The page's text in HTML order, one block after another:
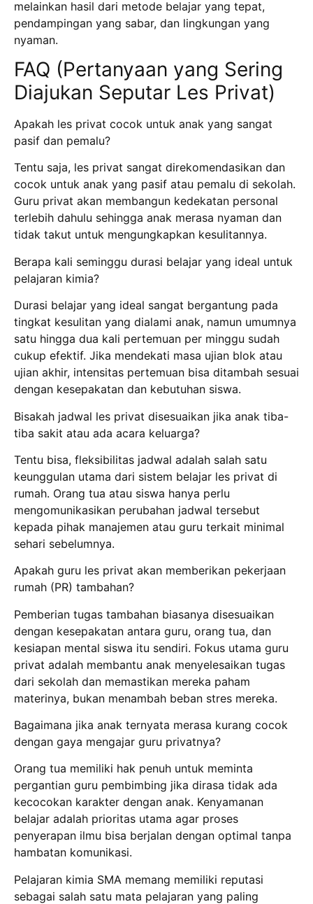
melainkan hasil dari metode belajar yang tepat,
pendampingan yang sabar, dan lingkungan yang
nyaman.
FAQ (Pertanyaan yang Sering
Diajukan Seputar Les Privat)
Apakah les privat cocok untuk anak yang sangat
pasif dan pemalu?
Tentu saja, les privat sangat direkomendasikan dan
cocok untuk anak yang pasif atau pemalu di sekolah.
Guru privat akan membangun kedekatan personal
terlebih dahulu sehingga anak merasa nyaman dan
tidak takut untuk mengungkapkan kesulitannya.
Berapa kali seminggu durasi belajar yang ideal untuk
pelajaran kimia?
Durasi belajar yang ideal sangat bergantung pada
tingkat kesulitan yang dialami anak, namun umumnya
satu hingga dua kali pertemuan per minggu sudah
cukup efektif. Jika mendekati masa ujian blok atau
ujian akhir, intensitas pertemuan bisa ditambah sesuai
dengan kesepakatan dan kebutuhan siswa.
Bisakah jadwal les privat disesuaikan jika anak tiba-
tiba sakit atau ada acara keluarga?
Tentu bisa, fleksibilitas jadwal adalah salah satu
keunggulan utama dari sistem belajar les privat di
rumah. Orang tua atau siswa hanya perlu
mengomunikasikan perubahan jadwal tersebut
kepada pihak manajemen atau guru terkait minimal
sehari sebelumnya.
Apakah guru les privat akan memberikan pekerjaan
rumah (PR) tambahan?
Pemberian tugas tambahan biasanya disesuaikan
dengan kesepakatan antara guru, orang tua, dan
kesiapan mental siswa itu sendiri. Fokus utama guru
privat adalah membantu anak menyelesaikan tugas
dari sekolah dan memastikan mereka paham
materinya, bukan menambah beban stres mereka.
Bagaimana jika anak ternyata merasa kurang cocok
dengan gaya mengajar guru privatnya?
Orang tua memiliki hak penuh untuk meminta
pergantian guru pembimbing jika dirasa tidak ada
kecocokan karakter dengan anak. Kenyamanan
belajar adalah prioritas utama agar proses
penyerapan ilmu bisa berjalan dengan optimal tanpa
hambatan komunikasi.
Pelajaran kimia SMA memang memiliki reputasi
sebagai salah satu mata pelajaran yang paling